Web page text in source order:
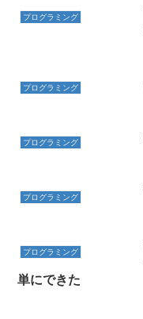
プログラミング
プログラミング
プログラミング
プログラミング
プログラミング
単にできた